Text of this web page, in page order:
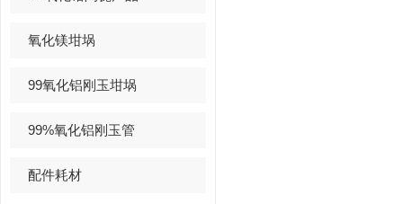
氧化镁坩埚
99氧化铝刚玉坩埚
99%氧化铝刚玉管
配件耗材